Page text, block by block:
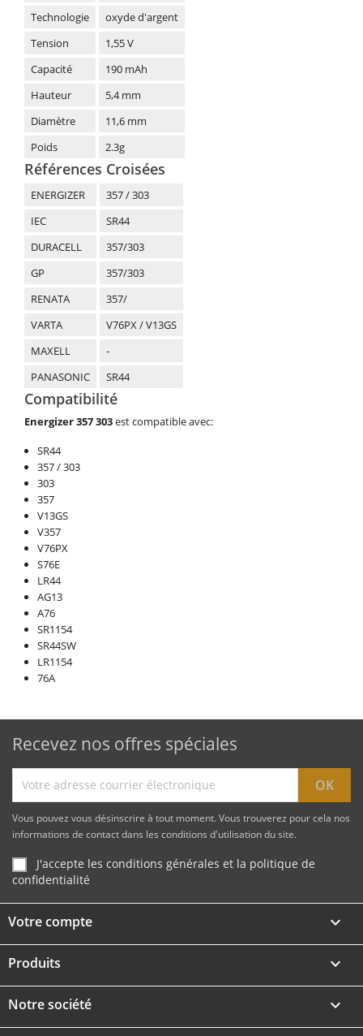
Technologie
oxyde d'argent
Tension
1,55 V
Capacité
190 mAh
Hauteur
5,4 mm
Diamètre
11,6 mm
Poids
2.3g
Références Croisées
ENERGIZER
357 / 303
IEC
SR44
DURACELL
357/303
GP
357/303
RENATA
357/
VARTA
V76PX / V13GS
MAXELL
-
PANASONIC
SR44
Compatibilité
Energizer357 303est compatible avec:
SR44
357 / 303
303
357
V13GS
V357
V76PX
S76E
LR44
AG13
A76
SR1154
SR44SW
LR1154
76A
Recevez nos offres spéciales
Vous pouvez vous désinscrire à tout moment. Vous trouverez pour cela nos
informations de contact dans les conditions d'utilisation du site.
J'accepte les conditions générales et la politique de
confidentialité
Votre compte 
Produits 
Notre société 